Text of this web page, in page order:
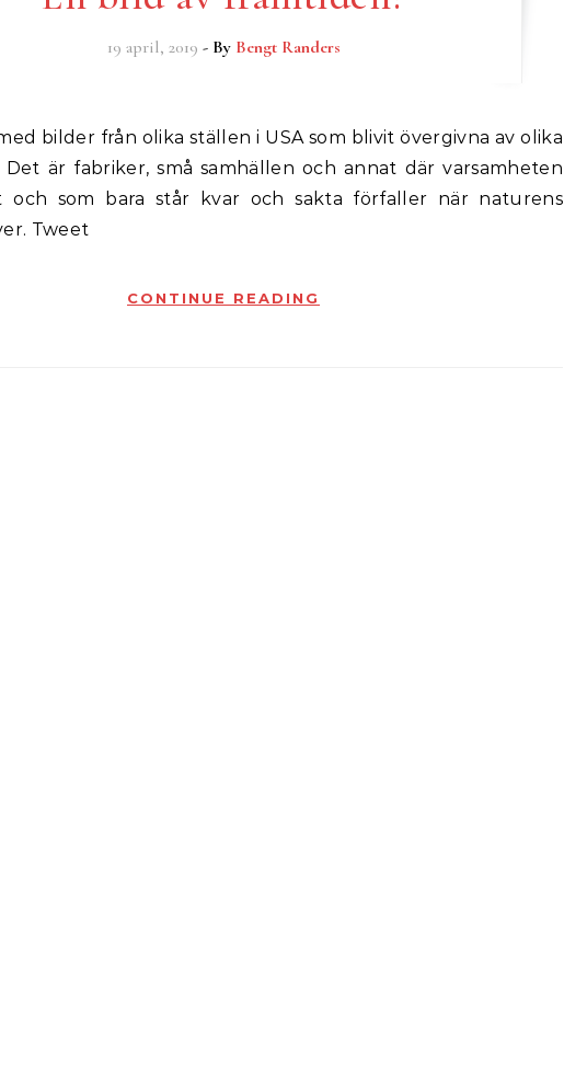
19 april, 2019 - By Bengt Randers
Det är fabriker, små samhällen och annat där varsamheten
och som bara står kvar och sakta förfaller när naturens
Tweet
CONTINUE READING